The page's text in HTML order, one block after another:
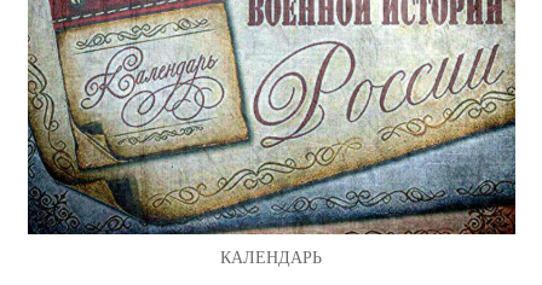
КАЛЕНДАРЬ